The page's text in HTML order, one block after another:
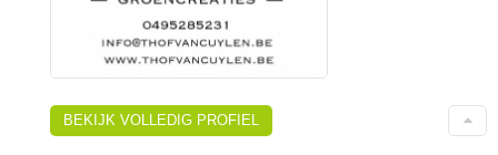
BEKIJK VOLLEDIG PROFIEL